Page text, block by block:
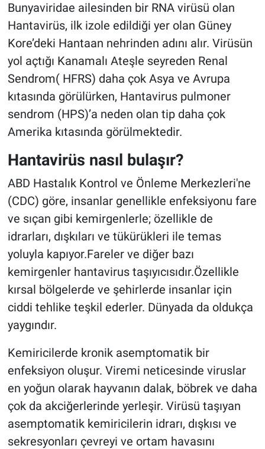
Bunyaviridae ailesinden bir RNA virüsü olan
Hantavirüs, ilk izole edildiği yer olan Güney
Kore’deki Hantaan nehrinden adını alır. Virüsün
yol açtığı Kanamalı Ateşle seyreden Renal
Sendrom( HFRS) daha çok Asya ve Avrupa
kıtasında görülürken, Hantavirus pulmoner
sendrom (HPS)’a neden olan tip daha çok
Amerika kıtasında görülmektedir.
Hantavirüs nasıl bulaşır?
ABD Hastalık Kontrol ve Önleme Merkezleri'ne
(CDC) göre, insanlar genellikle enfeksiyonu fare
ve sıçan gibi kemirgenlerle; özellikle de
idrarları, dışkıları ve tükürükleri ile temas
yoluyla kapıyor.Fareler ve diğer bazı
kemirgenler hantavirus taşıyıcısıdır.Özellikle
kırsal bölgelerde ve şehirlerde insanlar için
ciddi tehlike teşkil ederler. Dünyada da oldukça
yaygındır.
Kemiricilerde kronik asemptomatik bir
enfeksiyon oluşur. Viremi neticesinde viruslar
en yoğun olarak hayvanın dalak, böbrek ve daha
çok da akciğerlerinde yerleşir. Virüsü taşıyan
asemptomatik kemiricilerin idrarı, dışkısı ve
sekresyonları çevreyi ve ortam havasını